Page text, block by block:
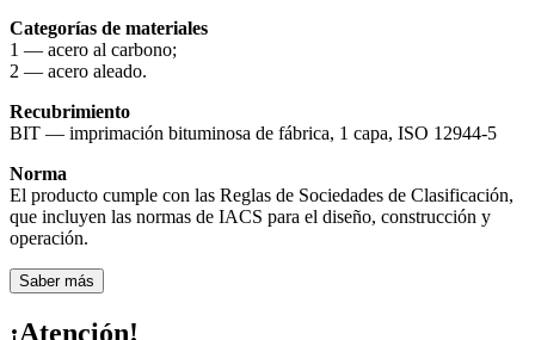
Categorías de materiales
1 — acero al carbono;
2 — acero aleado.
Recubrimiento
BIT — imprimación bituminosa de fábrica, 1 capa, ISO 12944-5
Norma
El producto cumple con las Reglas de Sociedades de Clasificación,
que incluyen las normas de IACS para el diseño, construcción y
operación.
Saber más
¡Atención!